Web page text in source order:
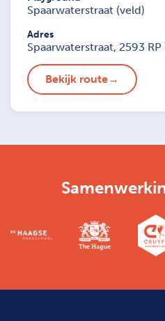
Spaarwaterstraat (veld)
Adres
Spaarwaterstraat, 2593 RP
Bekijk route